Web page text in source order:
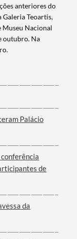
anteriores do
Teoartis,
Museu Nacional
outubro. Na
Palácio
de
da